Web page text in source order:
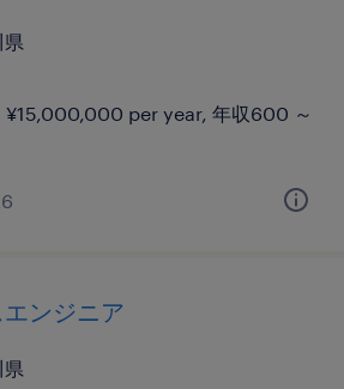
per year, 年収600 ～
ンジニア